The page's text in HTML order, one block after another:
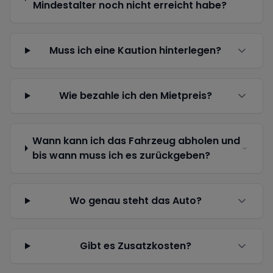
Mindestalter noch nicht erreicht habe?
Muss ich eine Kaution hinterlegen?
Wie bezahle ich den Mietpreis?
Wann kann ich das Fahrzeug abholen und
bis wann muss ich es zurückgeben?
Wo genau steht das Auto?
Gibt es Zusatzkosten?